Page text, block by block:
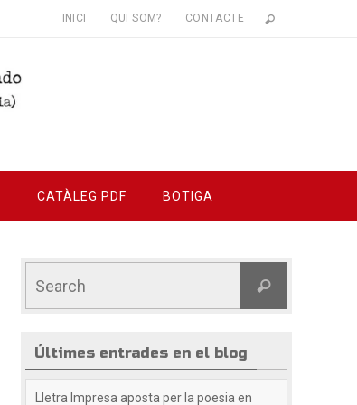
INICI QUI SOM? CONTACTE
CATÀLEG PDF BOTIGA
Últimes entrades en el blog
Lletra Impresa aposta per la poesia en